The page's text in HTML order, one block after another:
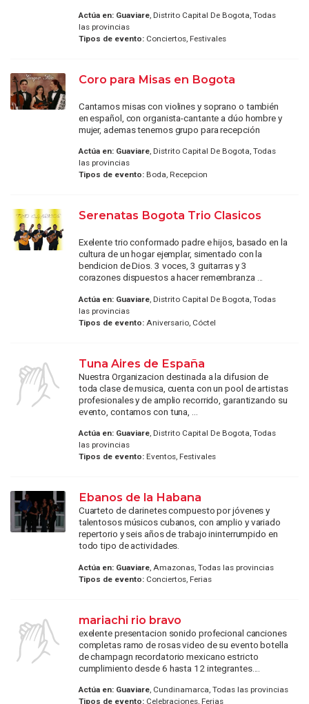
Actúa en: Guaviare, Distrito Capital De Bogota, Todas
las provincias
Tipos de evento:Conciertos, Festivales
Coro para Misas en Bogota
Cantamos misas con violines y soprano o también
en español, con organista-cantante a dúo hombre y
mujer, ademas tenemos grupo para recepción
Actúa en: Guaviare, Distrito Capital De Bogota, Todas
las provincias
Tipos de evento:Boda, Recepcion
Serenatas Bogota Trio Clasicos
Exelente trio conformado padre e hijos, basado en la
cultura de un hogar ejemplar, simentado con la
bendicion de Dios. 3 voces, 3 guitarras y 3
corazones dispuestos a hacer remembranza ...
Actúa en: Guaviare, Distrito Capital De Bogota, Todas
las provincias
Tipos de evento:Aniversario, Cóctel
Tuna Aires de España
Nuestra Organizacion destinada a la difusion de
toda clase de musica, cuenta con un pool de artistas
profesionales y de amplio recorrido, garantizando su
evento, contamos con tuna, ...
Actúa en: Guaviare, Distrito Capital De Bogota, Todas
las provincias
Tipos de evento:Eventos, Festivales
Ebanos de la Habana
Cuarteto de clarinetes compuesto por jóvenes y
talentosos músicos cubanos, con amplio y variado
repertorio y seis años de trabajo ininterrumpido en
todo tipo de actividades.
Actúa en: Guaviare, Amazonas, Todas las provincias
Tipos de evento:Conciertos, Ferias
mariachi rio bravo
exelente presentacion sonido profecional canciones
completas ramo de rosas video de su evento botella
de champagn recordatorio mexicano estricto
cumplimiento desde 6 hasta 12 integrantes....
Actúa en: Guaviare, Cundinamarca, Todas las provincias
Tipos de evento:Celebraciones, Ferias